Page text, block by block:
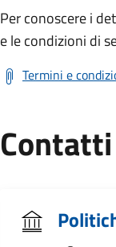
Per conoscere i
e le condizioni di
Termini e
Contatti